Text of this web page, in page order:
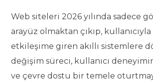
Web siteleri 2026 yılında sadece
arayüz olmaktan çıkıp,
etkileşime giren akıllı sistemlere
değişim süreci, kullanıcı
ve çevre dostu bir temele